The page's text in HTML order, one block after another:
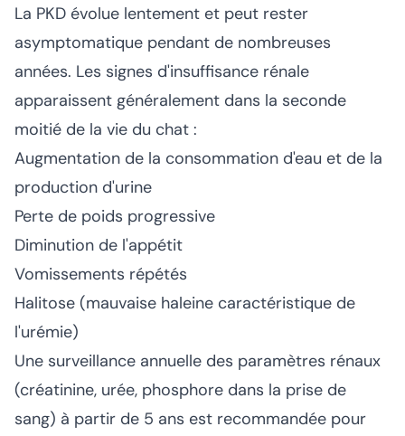
La PKD évolue lentement et peut rester
asymptomatique pendant de nombreuses
années. Les signes d'insuffisance rénale
apparaissent généralement dans la seconde
moitié de la vie du chat :
Augmentation de la consommation d'eau et de la
production d'urine
Perte de poids progressive
Diminution de l'appétit
Vomissements répétés
Halitose (mauvaise haleine caractéristique de
l'urémie)
Une surveillance annuelle des paramètres rénaux
(créatinine, urée, phosphore dans la prise de
sang) à partir de 5 ans est recommandée pour